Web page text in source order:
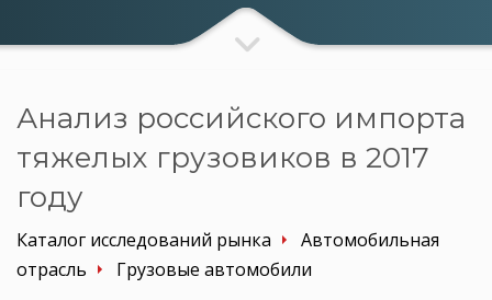
Анализ российского импорта
тяжелых грузовиков в 2017
году
Каталог исследований рынка
Автомобильная
отрасль
Грузовые автомобили